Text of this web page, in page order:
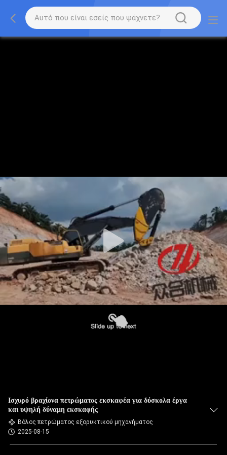
Ισχυρό βραχίονα πετρώματος εκσκαφέα για δύσκολα έργα
και υψηλή δύναμη εκσκαφής
Βόλος πετρώματος εξορυκτικού μηχανήματος
2025-08-15